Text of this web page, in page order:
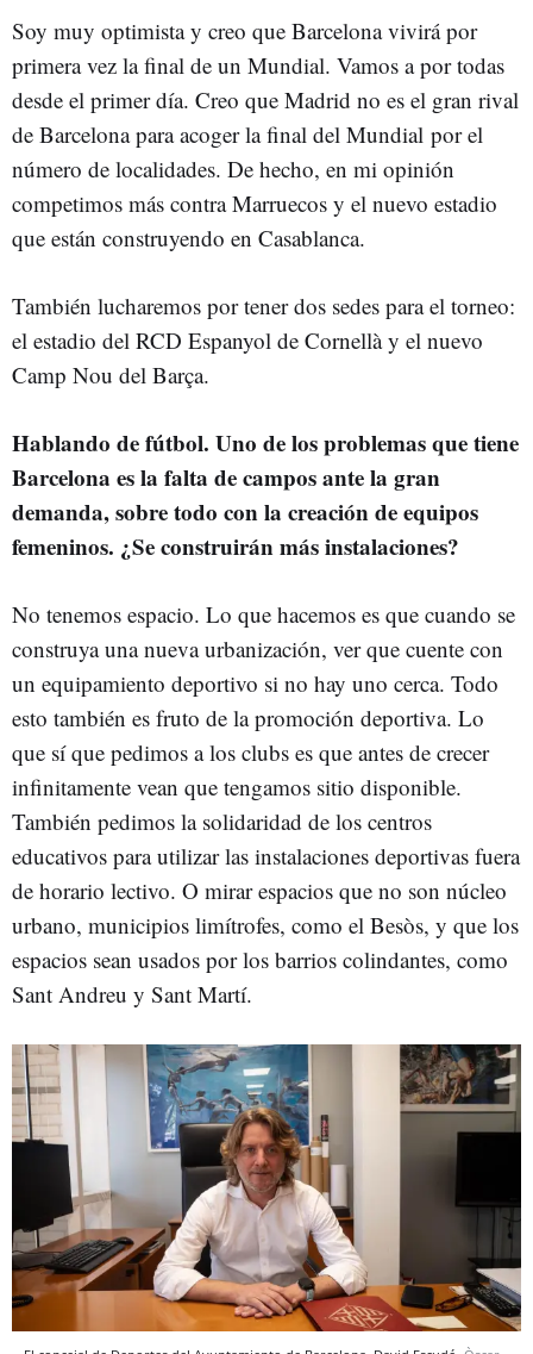
Soy muy optimista y creo que Barcelona vivirá por
primera vez la final de un Mundial. Vamos a por todas
desde el primer día. Creo que Madrid no es el gran rival
de Barcelona para acoger la final del Mundial por el
número de localidades. De hecho, en mi opinión
competimos más contra Marruecos y el nuevo estadio
que están construyendo en Casablanca.
También lucharemos por tener dos sedes para el torneo:
el estadio del RCD Espanyol de Cornellà y el nuevo
Camp Nou del Barça.
Hablando de fútbol. Uno de los problemas que tiene
Barcelona es la falta de campos ante la gran
demanda, sobre todo con la creación de equipos
femeninos. ¿Se construirán más instalaciones?
No tenemos espacio. Lo que hacemos es que cuando se
construya una nueva urbanización, ver que cuente con
un equipamiento deportivo si no hay uno cerca. Todo
esto también es fruto de la promoción deportiva. Lo
que sí que pedimos a los clubs es que antes de crecer
infinitamente vean que tengamos sitio disponible.
También pedimos la solidaridad de los centros
educativos para utilizar las instalaciones deportivas fuera
de horario lectivo. O mirar espacios que no son núcleo
urbano, municipios limítrofes, como el Besòs, y que los
espacios sean usados por los barrios colindantes, como
Sant Andreu y Sant Martí.